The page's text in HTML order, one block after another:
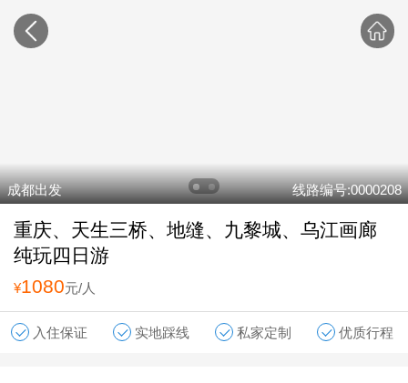
成都出发 线路编号:0000208
重庆、天生三桥、地缝、九黎城、乌江画廊
纯玩四日游
¥1080元/人
入住保证 实地踩线 私家定制 优质行程